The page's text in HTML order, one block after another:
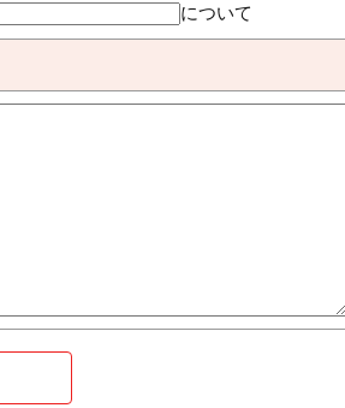
について